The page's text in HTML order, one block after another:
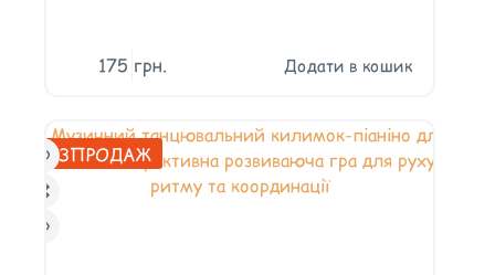
175 грн. Додати в кошик
РОЗПРОДАЖ